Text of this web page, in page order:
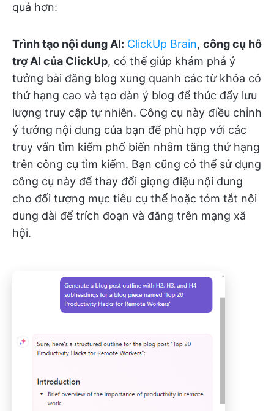
quả hơn:
Trình tạo nội dung AI: ClickUp Brain, công cụ hỗ
trợ AI của ClickUp, có thể giúp khám phá ý
tưởng bài đăng blog xung quanh các từ khóa có
thứ hạng cao và tạo dàn ý blog để thúc đẩy lưu
lượng truy cập tự nhiên. Công cụ này điều chỉnh
ý tưởng nội dung của bạn để phù hợp với các
truy vấn tìm kiếm phổ biến nhằm tăng thứ hạng
trên công cụ tìm kiếm. Bạn cũng có thể sử dụng
công cụ này để thay đổi giọng điệu nội dung
cho đối tượng mục tiêu cụ thể hoặc tóm tắt nội
dung dài để trích đoạn và đăng trên mạng xã
hội.